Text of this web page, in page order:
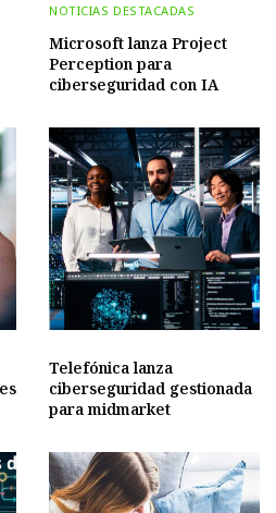
NOTICIAS DESTACADAS
Microsoft lanza Project
Perception para
ciberseguridad con IA
Telefónica lanza
ciberseguridad gestionada
para midmarket